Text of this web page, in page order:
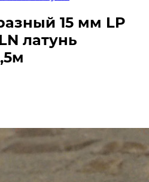
15 мм LP
латунь